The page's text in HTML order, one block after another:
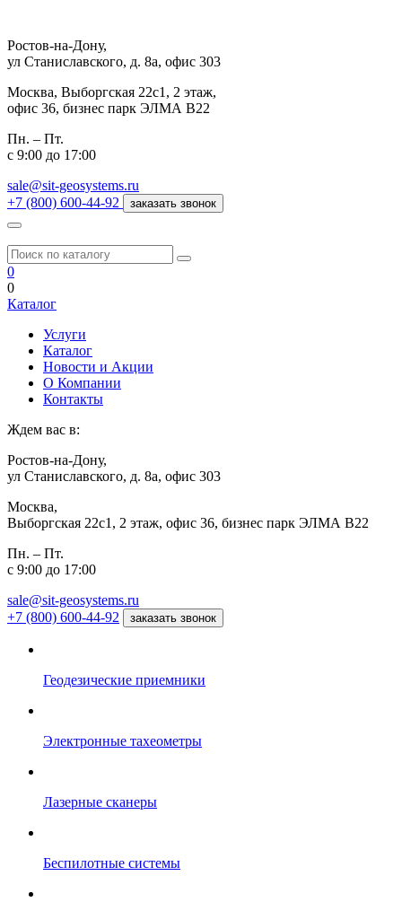
Ростов-на-Дону,
ул Станиславского, д. 8а, офис 303
Москва, Выборгская 22с1, 2 этаж,
офис 36, бизнес парк ЭЛМА В22
Пн. – Пт.
с 9:00 до 17:00
sale@sit-geosystems.ru
+7 (800) 600-44-92
заказать звонок
0
0
Каталог
Услуги
Каталог
Новости и Акции
О Компании
Контакты
Ждем вас в:
Ростов-на-Дону,
ул Станиславского, д. 8а, офис 303
Москва,
Выборгская 22с1, 2 этаж, офис 36, бизнес парк ЭЛМА В22
Пн. – Пт.
с 9:00 до 17:00
sale@sit-geosystems.ru
+7 (800) 600-44-92
заказать звонок
Геодезические приемники
Электронные тахеометры
Лазерные сканеры
Беспилотные системы